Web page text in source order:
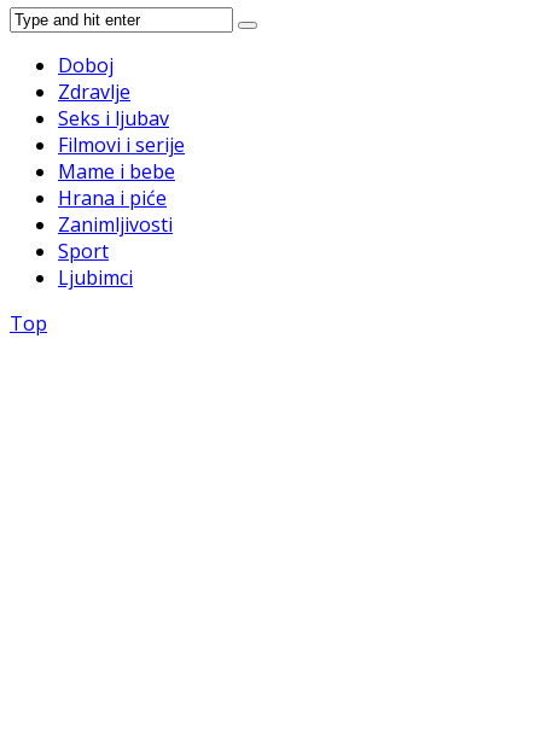
Doboj
Zdravlje
Seks i ljubav
Filmovi i serije
Mame i bebe
Hrana i piće
Zanimljivosti
Sport
Ljubimci
Top